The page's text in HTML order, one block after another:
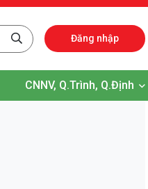
Đăng nhập
CNNV, Q.Trình, Q.Định